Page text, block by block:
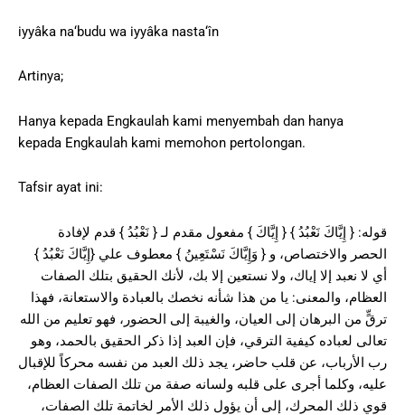
iyyâka na‘budu wa iyyâka nasta‘în
Artinya;
Hanya kepada Engkaulah kami menyembah dan hanya
kepada Engkaulah kami memohon pertolongan.
Tafsir ayat ini:
الحصر والاختصاص، و { وَإِيَّاكَ نَسْتَعِينُ } معطوف علي {إِيَّاكَ نَعْبُدُ }
أي لا نعبد إلا إياك، ولا نستعين إلا بك، لأنك الحقيق بتلك الصفات
العظام، والمعنى: يا من هذا شأنه نخصك بالعبادة والاستعانة، فهذا
ترقٍّ من البرهان إلى العيان، والغيبة إلى الحضور، فهو تعليم من الله
تعالى لعباده كيفية الترقي، فإن العبد إذا ذكر الحقيق بالحمد، وهو
رب الأرباب، عن قلب حاضر، يجد ذلك العبد من نفسه محركاً للإقبال
عليه، وكلما أجرى على قلبه ولسانه صفة من تلك الصفات العظام،
قوي ذلك المحرك، إلى أن يؤول ذلك الأمر لخاتمة تلك الصفات،